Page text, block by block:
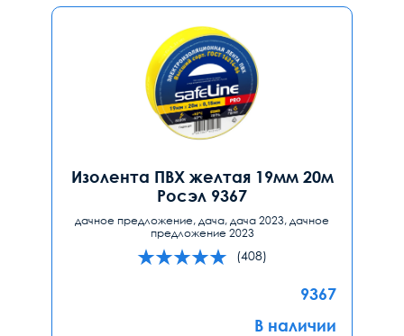
Изолента ПВХ желтая 19мм 20м
Росэл 9367
дачное предложение, дача, дача 2023, дачное
предложение 2023
(408)
9367
В наличии